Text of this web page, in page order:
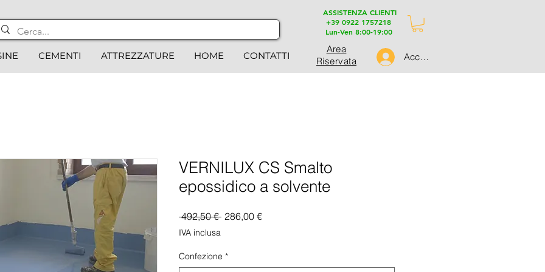
CEMENTI ATTREZZATURE HOME CONTATTI
ASSISTENZA CLIENTI
+39 0922 1757218
Lun-Ven 8:00-19:00
Area
Riservata
Accedi
VERNILUX CS Smalto
epossidico a solvente
492,50 € Prezzo
286,00 €Prezzo
IVA inclusa
Confezione *